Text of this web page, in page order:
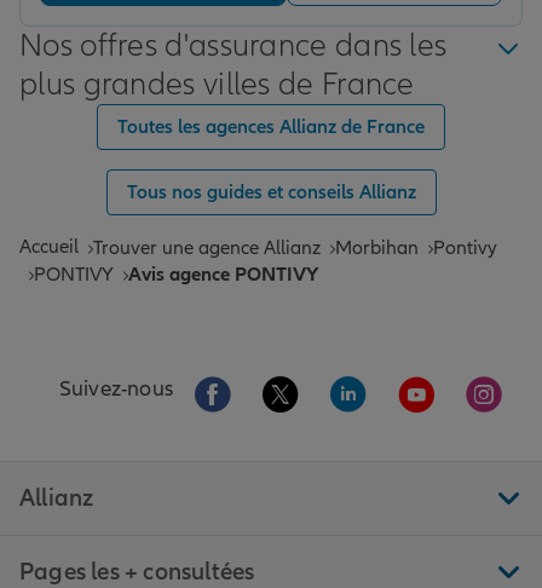
Nos offres d'assurance dans les
plus grandes villes de France
Toutes les agences Allianz de France
Tous nos guides et conseils Allianz
Accueil Trouver une agence Allianz Morbihan
Pontivy
PONTIVY Avis agence PONTIVY
Suivez-nous Aller sur la page Facebook de Allianz
Aller sur la page Twitter de
Aller sur la page
Aller sur la
Aller
Allianz
Pages les + consultées